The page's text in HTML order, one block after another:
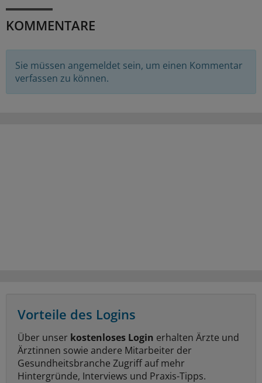
KOMMENTARE
Sie müssen angemeldet sein, um einen Kommentar
verfassen zu können.
Vorteile des Logins
Über unser kostenloses Login erhalten Ärzte und
Ärztinnen sowie andere Mitarbeiter der
Gesundheitsbranche Zugriff auf mehr
Hintergründe, Interviews und Praxis-Tipps.